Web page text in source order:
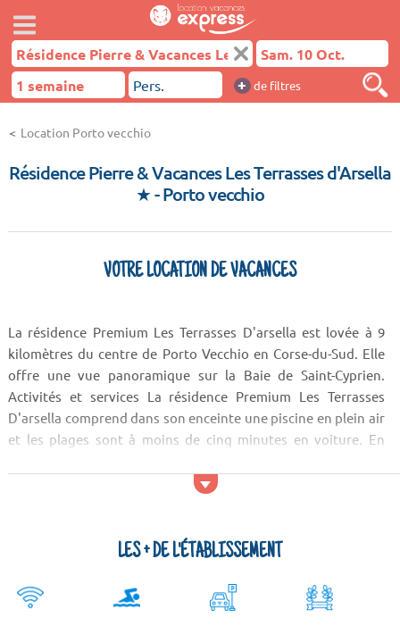
+ de filtres
Location Porto vecchio
Résidence Pierre & Vacances Les Terrasses d'Arsella
★- Porto vecchio
VOTRE LOCATION DE VACANCES
La résidence Premium Les Terrasses D'arsella est lovée à 9
kilomètres du centre de Porto Vecchio en Corse-du-Sud. Elle
offre une vue panoramique sur la Baie de Saint-Cyprien.
Activités et services La résidence Premium Les Terrasses
D'arsella comprend dans son enceinte une piscine en plein air
et les plages sont à moins de cinq minutes en voiture. En
corses à l'U Scontru, à l'U Tragulinu ou à l'U San Ciprianu. En ce
LES + DE L'ÉTABLISSEMENT